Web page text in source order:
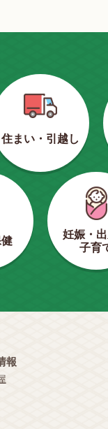
住まい・引越し
妊娠・出
子育
報